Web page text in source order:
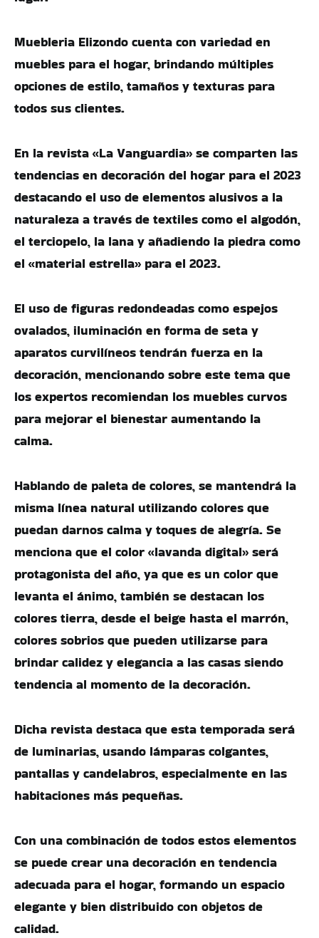
Muebleria Elizondo cuenta con variedad en
muebles para el hogar, brindando múltiples
opciones de estilo, tamaños y texturas para
todos sus clientes.
En la revista «La Vanguardia» se comparten las
tendencias en decoración del hogar para el 2023
destacando el uso de elementos alusivos a la
naturaleza a través de textiles como el algodón,
el terciopelo, la lana y añadiendo la piedra como
el «material estrella» para el 2023.
El uso de figuras redondeadas como espejos
ovalados, iluminación en forma de seta y
aparatos curvilíneos tendrán fuerza en la
decoración, mencionando sobre este tema que
los expertos recomiendan los muebles curvos
para mejorar el bienestar aumentando la
calma.
Hablando de paleta de colores, se mantendrá la
misma línea natural utilizando colores que
puedan darnos calma y toques de alegría. Se
menciona que el color «lavanda digital» será
protagonista del año, ya que es un color que
levanta el ánimo, también se destacan los
colores tierra, desde el beige hasta el marrón,
colores sobrios que pueden utilizarse para
brindar calidez y elegancia a las casas siendo
tendencia al momento de la decoración.
Dicha revista destaca que esta temporada será
de luminarias, usando lámparas colgantes,
pantallas y candelabros, especialmente en las
habitaciones más pequeñas.
Con una combinación de todos estos elementos
se puede crear una decoración en tendencia
adecuada para el hogar, formando un espacio
elegante y bien distribuido con objetos de
calidad.